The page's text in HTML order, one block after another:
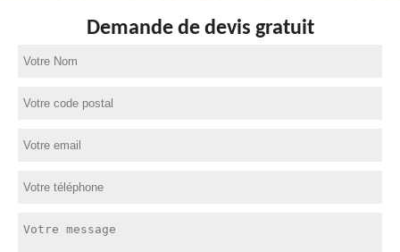
Demande de devis gratuit